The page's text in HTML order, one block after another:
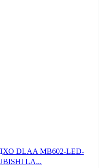
DLAA MB602-LED-
LA...